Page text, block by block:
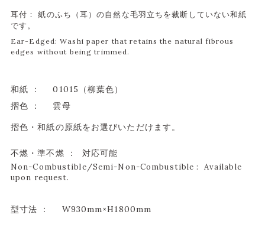
耳付： 紙のふち（耳）の自然な毛羽立ちを裁断していない和紙
です。
Ear-Edged: Washi paper that retains the natural fibrous
edges without being trimmed.
和紙 ：
01015（柳葉色）
摺色 ：
雲母
摺色・和紙の原紙をお選びいただけます。
不燃・準不燃 ： 対応可能
Non-Combustible/Semi-Non-Combustible : Available
upon request.
型寸法 ： W930mm×H1800mm